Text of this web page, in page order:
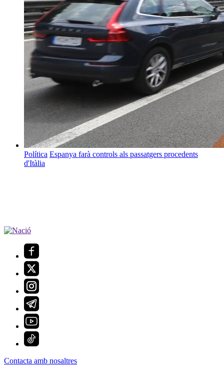
Política Espanya farà controls als passatgers procedents
d'Itàlia
Contacta amb nosaltres